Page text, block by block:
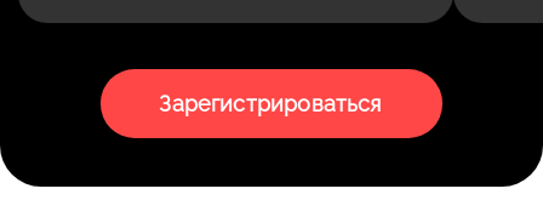
Зарегистрироваться